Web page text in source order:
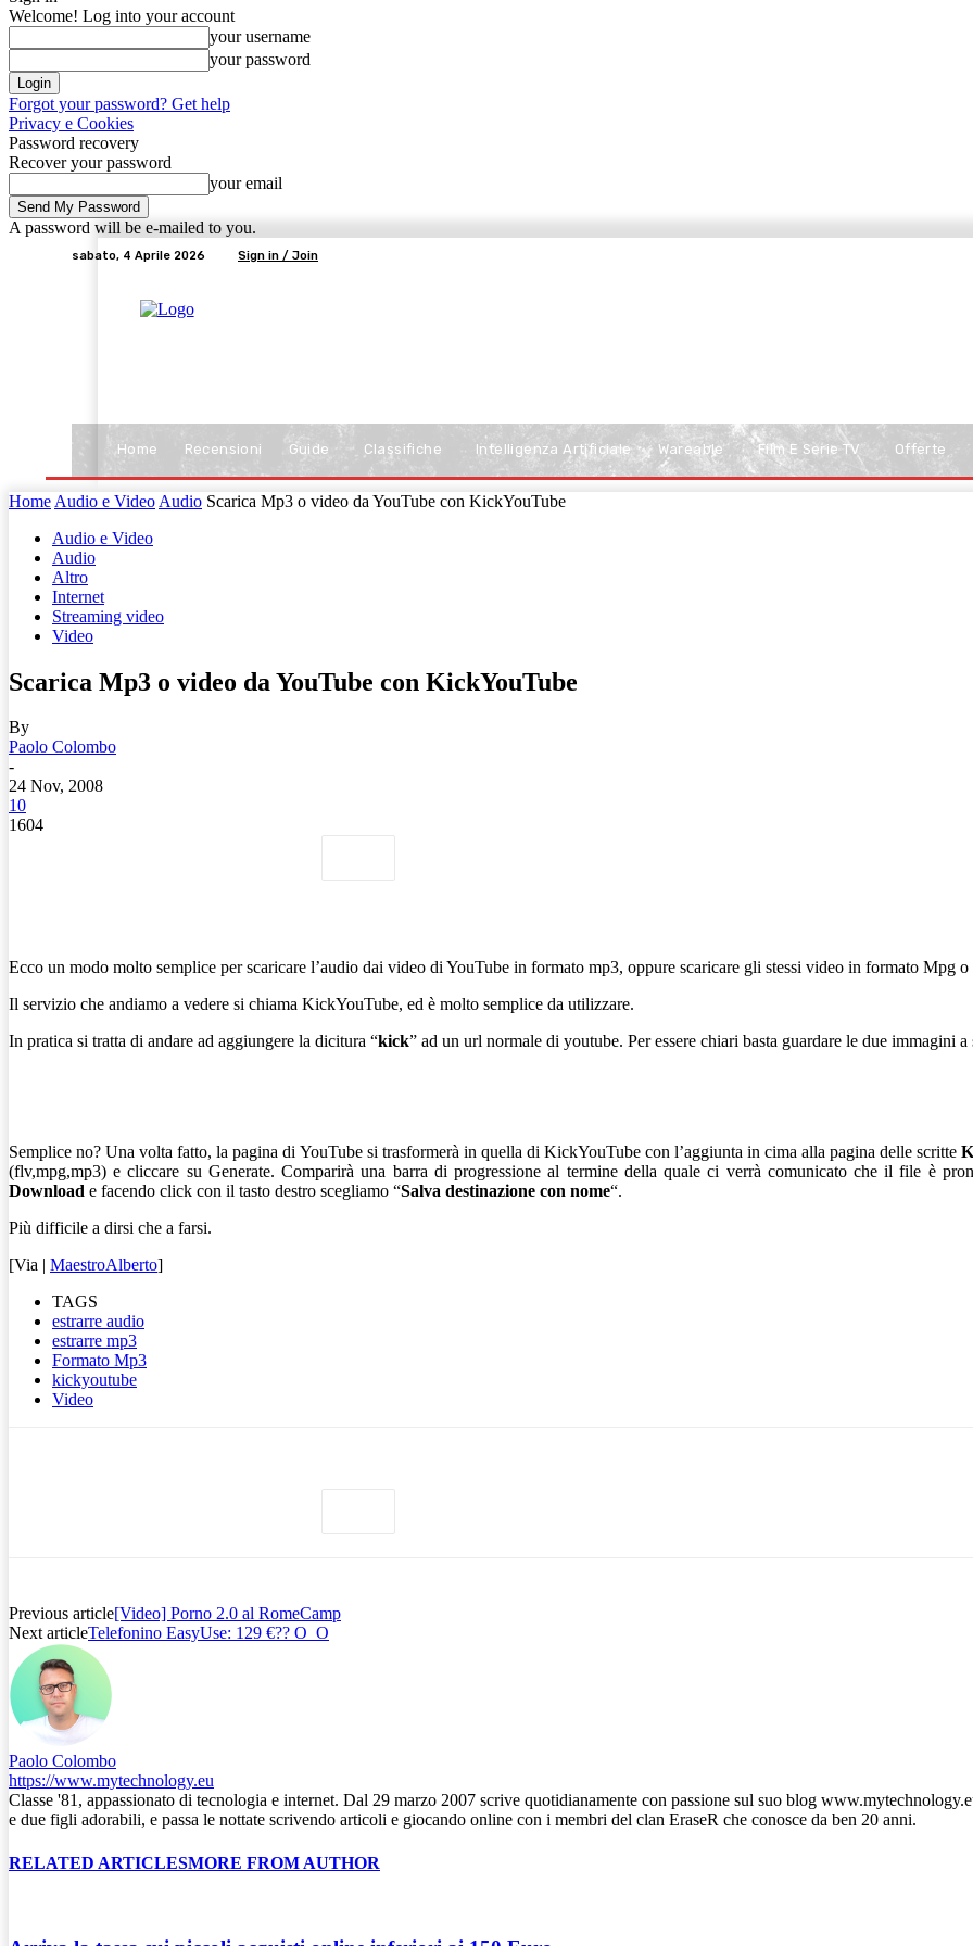
Welcome! Log into your account
your username
your password
Forgot your password? Get help
Privacy e Cookies
Password recovery
Recover your password
your email
A password will be e-mailed to you.
sabato, 4 Aprile 2026 Sign in / Join
Home Recensioni Guide Classifiche Intelligenza Artificiale Wareable Film E Serie TV Offerte
Home Audio e Video Audio Scarica Mp3 o video da YouTube con KickYouTube
Audio e Video
Audio
Altro
Internet
Streaming video
Video
Scarica Mp3 o video da YouTube con KickYouTube
By
Paolo Colombo
-
24 Nov, 2008
10
1604
Ecco un modo molto semplice per scaricare l’audio dai video di YouTube in formato mp3, oppure scaricare gli stessi video in formato Mpg
Il servizio che andiamo a vedere si chiama KickYouTube, ed è molto semplice da utilizzare.
In pratica si tratta di andare ad aggiungere la dicitura “kick” ad un url normale di youtube. Per essere chiari basta guardare le due immagini a
Semplice no? Una volta fatto, la pagina di YouTube si trasformerà in quella di KickYouTube con l’aggiunta in cima alla pagina delle scritte
(flv,mpg,mp3) e cliccare su Generate. Comparirà una barra di progressione al termine della quale ci verrà comunicato che il file è
Download e facendo click con il tasto destro scegliamo “Salva destinazione con nome“.
Più difficile a dirsi che a farsi.
[Via | MaestroAlberto]
TAGS
estrarre audio
estrarre mp3
Formato Mp3
kickyoutube
Video
Previous article[Video] Porno 2.0 al RomeCamp
Next articleTelefonino EasyUse: 129 €?? O_O
Paolo Colombo
https://www.mytechnology.eu
Classe '81, appassionato di tecnologia e internet. Dal 29 marzo 2007 scrive quotidianamente con passione sul suo blog
e due figli adorabili, e passa le nottate scrivendo articoli e giocando online con i membri del clan EraseR che conosce da ben 20 anni.
RELATED ARTICLESMORE FROM AUTHOR